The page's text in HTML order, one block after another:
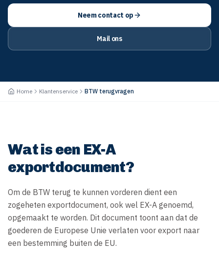
Neem contact op
Mail ons
Home Klantenservice BTW terugvragen
Wat is een EX-A
exportdocument?
Om de BTW terug te kunnen vorderen dient een
zogeheten exportdocument, ook wel EX-A genoemd,
opgemaakt te worden. Dit document toont aan dat de
goederen de Europese Unie verlaten voor export naar
een bestemming buiten de EU.